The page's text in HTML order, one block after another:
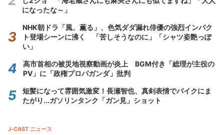
になったな～」
NHK朝ドラ「風、薫る」、色気ダダ漏れ俳優の強烈インパク
ト登場シーンに沸く 「苦しそうなのに」「シャツ姿艶っぽ
い」
高市首相の被災地視察動画が炎上 BGM付き「総理が主役の
PV」に「政権プロパガンダ」批判
短髪になって雰囲気激変！長瀬智也、真剣表情でバイクにま
たがり...ガソリンタンク「ガン見」ショット
J-CAST ニュース